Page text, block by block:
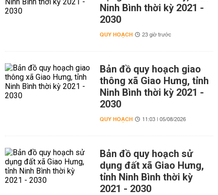
Ninh Bình thời kỳ 2021 -
2030
QUY HOẠCH 23 giờ trước
Bản đồ quy hoạch giao
thông xã Giao Hưng, tỉnh
Ninh Bình thời kỳ 2021 -
2030
QUY HOẠCH 11:03 | 05/08/2026
Bản đồ quy hoạch sử
dụng đất xã Giao Hưng,
tỉnh Ninh Bình thời kỳ
2021 - 2030